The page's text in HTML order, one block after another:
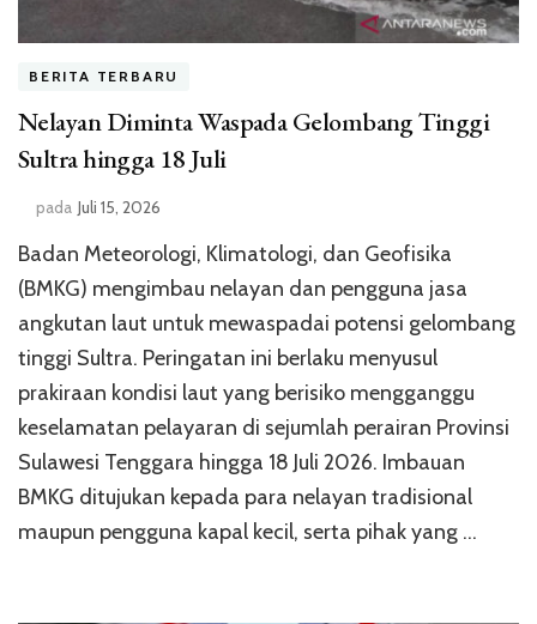
BERITA TERBARU
Nelayan Diminta Waspada Gelombang Tinggi
Sultra hingga 18 Juli
pada Juli 15, 2026
Badan Meteorologi, Klimatologi, dan Geofisika
(BMKG) mengimbau nelayan dan pengguna jasa
angkutan laut untuk mewaspadai potensi gelombang
tinggi Sultra. Peringatan ini berlaku menyusul
prakiraan kondisi laut yang berisiko mengganggu
keselamatan pelayaran di sejumlah perairan Provinsi
Sulawesi Tenggara hingga 18 Juli 2026. Imbauan
BMKG ditujukan kepada para nelayan tradisional
maupun pengguna kapal kecil, serta pihak yang …